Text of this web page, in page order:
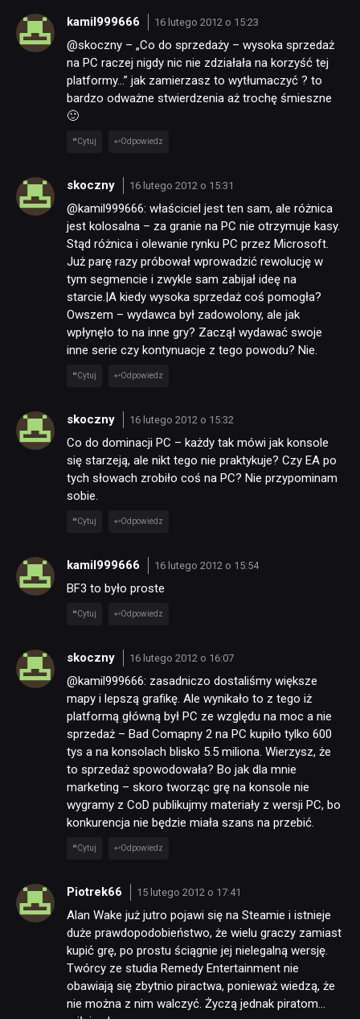
NEWSY
PUBLICYSTYKA
KULTURA
kamil999666 16 lutego 2012 o 15:23
@skoczny – „Co do sprzedaży – wysoka sprzedaż
na PC raczej nigdy nic nie zdziałała na korzyść tej
platformy…” jak zamierzasz to wytłumaczyć ? to
bardzo odważne stwierdzenia aż trochę śmieszne
🙂
Cytuj Odpowiedz
skoczny 16 lutego 2012 o 15:31
@kamil999666: właściciel jest ten sam, ale różnica
jest kolosalna – za granie na PC nie otrzymuje kasy.
Stąd różnica i olewanie rynku PC przez Microsoft.
Już parę razy próbował wprowadzić rewolucję w
tym segmencie i zwykle sam zabijał ideę na
starcie.|A kiedy wysoka sprzedaż coś pomogła?
Owszem – wydawca był zadowolony, ale jak
wpłynęło to na inne gry? Zaczął wydawać swoje
inne serie czy kontynuacje z tego powodu? Nie.
Cytuj Odpowiedz
skoczny 16 lutego 2012 o 15:32
Co do dominacji PC – każdy tak mówi jak konsole
się starzeją, ale nikt tego nie praktykuje? Czy EA po
tych słowach zrobiło coś na PC? Nie przypominam
sobie.
Cytuj Odpowiedz
kamil999666 16 lutego 2012 o 15:54
BF3 to było proste
Cytuj Odpowiedz
skoczny 16 lutego 2012 o 16:07
@kamil999666: zasadniczo dostaliśmy większe
mapy i lepszą grafikę. Ale wynikało to z tego iż
platformą główną był PC ze względu na moc a nie
sprzedaż – Bad Comapny 2 na PC kupiło tylko 600
tys a na konsolach blisko 5.5 miliona. Wierzysz, że
to sprzedaż spowodowała? Bo jak dla mnie
marketing – skoro tworząc grę na konsole nie
wygramy z CoD publikujmy materiały z wersji PC, bo
konkurencja nie będzie miała szans na przebić.
Cytuj Odpowiedz
Piotrek66 15 lutego 2012 o 17:41
Alan Wake już jutro pojawi się na Steamie i istnieje
duże prawdopodobieństwo, że wielu graczy zamiast
kupić grę, po prostu ściągnie jej nielegalną wersję.
Twórcy ze studia Remedy Entertainment nie
obawiają się zbytnio piractwa, ponieważ wiedzą, że
nie można z nim walczyć. Życzą jednak piratom…